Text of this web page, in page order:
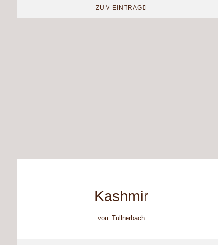
ZUM EINTRAG
Kashmir
vom Tullnerbach